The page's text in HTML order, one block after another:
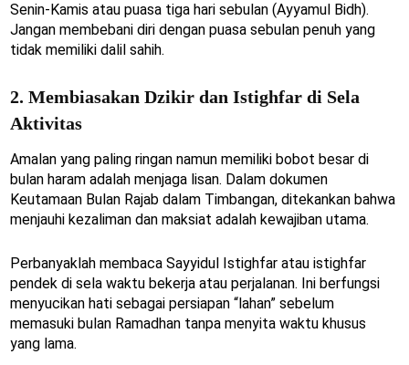
Senin-Kamis atau puasa tiga hari sebulan (Ayyamul Bidh).
Jangan membebani diri dengan puasa sebulan penuh yang
tidak memiliki dalil sahih.
2. Membiasakan Dzikir dan Istighfar di Sela
Aktivitas
Amalan yang paling ringan namun memiliki bobot besar di
bulan haram adalah menjaga lisan. Dalam dokumen
Keutamaan Bulan Rajab dalam Timbangan, ditekankan bahwa
menjauhi kezaliman dan maksiat adalah kewajiban utama.
Perbanyaklah membaca Sayyidul Istighfar atau istighfar
pendek di sela waktu bekerja atau perjalanan. Ini berfungsi
menyucikan hati sebagai persiapan “lahan” sebelum
memasuki bulan Ramadhan tanpa menyita waktu khusus
yang lama.